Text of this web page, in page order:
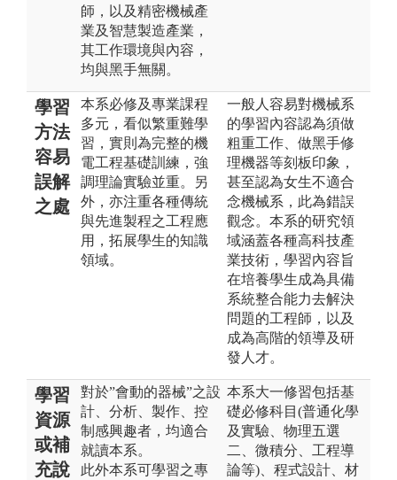
師，以及精密機械產
業及智慧製造產業，
其工作環境與內容，
均與黑手無關。
學習
方法
容易
誤解
之處
本系必修及專業課程
多元，看似繁重難學
習，實則為完整的機
電工程基礎訓練，強
調理論實驗並重。另
外，亦注重各種傳統
與先進製程之工程應
用，拓展學生的知識
領域。
一般人容易對機械系
的學習內容認為須做
粗重工作、做黑手修
理機器等刻板印象，
甚至認為女生不適合
念機械系，此為錯誤
觀念。本系的研究領
域涵蓋各種高科技產
業技術，學習內容旨
在培養學生成為具備
系統整合能力去解決
問題的工程師，以及
成為高階的領導及研
發人才。
學習
資源
或補
充說
對於”會動的器械”之設
計、分析、製作、控
制感興趣者，均適合
就讀本系。
此外本系可學習之專
本系大一修習包括基
礎必修科目(普通化學
及實驗、物理五選
二、微積分、工程導
論等)、程式設計、材